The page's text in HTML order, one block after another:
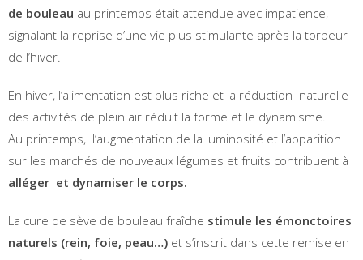
de bouleau au printemps était attendue avec impatience,
signalant la reprise d’une vie plus stimulante après la torpeur
de l’hiver.
En hiver, l’alimentation est plus riche et la réduction naturelle
des activités de plein air réduit la forme et le dynamisme.
Au printemps, l’augmentation de la luminosité et l’apparition
sur les marchés de nouveaux légumes et fruits contribuent à
alléger et dynamiser le corps.
La cure de sève de bouleau fraîche stimule les émonctoires
naturels (rein, foie, peau…) et s’inscrit dans cette remise en